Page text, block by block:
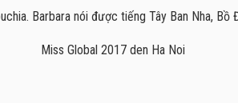
Barbara nói được tiếng Tây Ban Nha, Bồ